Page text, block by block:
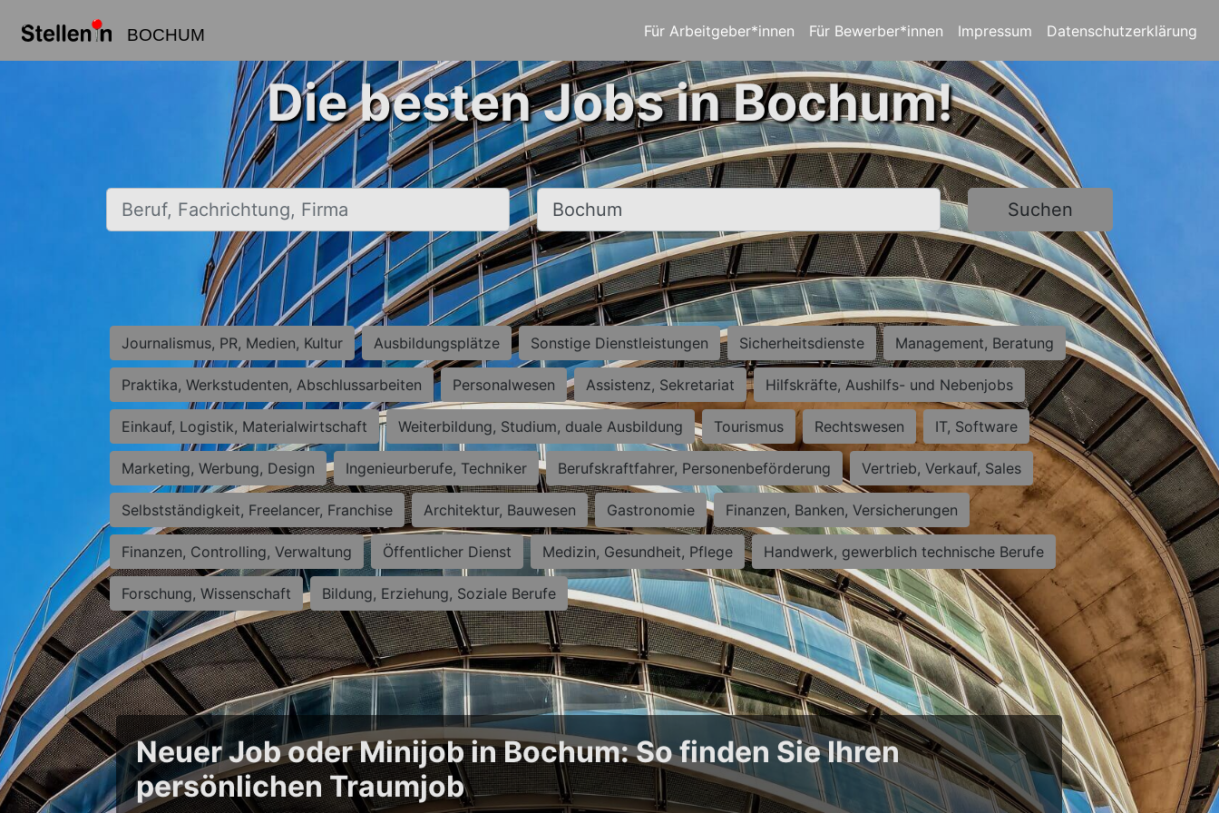
BOCHUM Für Arbeitgeber*innen Für Bewerber*innen Impressum Datenschutzerklärung
Die besten Jobs in Bochum!
Beruf, Fachrichtung, Firma Ort, Stadt Suchen
Journalismus, PR, Medien, Kultur Ausbildungsplätze Sonstige Dienstleistungen Sicherheitsdienste Management, Beratung
Praktika, Werkstudenten, Abschlussarbeiten Personalwesen Assistenz, Sekretariat Hilfskräfte, Aushilfs- und Nebenjobs
Einkauf, Logistik, Materialwirtschaft Weiterbildung, Studium, duale Ausbildung Tourismus Rechtswesen IT, Software
Marketing, Werbung, Design Ingenieurberufe, Techniker Berufskraftfahrer, Personenbeförderung Vertrieb, Verkauf, Sales
Selbstständigkeit, Freelancer, Franchise Architektur, Bauwesen Gastronomie Finanzen, Banken, Versicherungen
Finanzen, Controlling, Verwaltung Öffentlicher Dienst Medizin, Gesundheit, Pflege Handwerk, gewerblich technische Berufe
Forschung, Wissenschaft Bildung, Erziehung, Soziale Berufe
Neuer Job oder Minijob in Bochum: So finden Sie Ihren
persönlichen Traumjob